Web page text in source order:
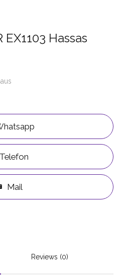
EX1103 Hassas
Telefon
Mail
Reviews (0)